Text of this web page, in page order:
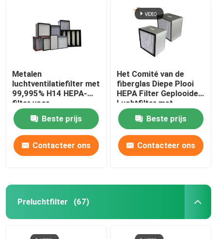
Metalen
luchtventilatiefilter met
99,995% H14 HEPA-
filter voor
airconditioningventilatie
Beste prijs
Contacteer ons
Het Comité van de
fiberglas Diepe Plooi
HEPA Filter Geplooide
Luchtfilter met
Aluminiumfoliescheiding
Beste prijs
Contacteer ons
Preluchtfilter (67)